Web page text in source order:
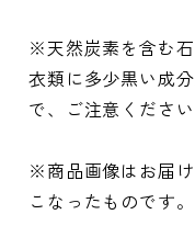
※天然炭素を含む
衣類に多少黒い成
で、ご注意ください
※商品画像はお届
こなったものです。